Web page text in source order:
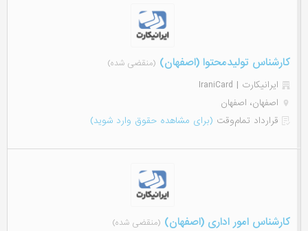
کارشناس تولیدمحتوا (اصفهان) (منقضی شده)
ایرانیکارت | IraniCard
اصفهان، اصفهان
قرارداد تمام‌وقت (برای مشاهده حقوق وارد شوید)
کارشناس امور اداری (اصفهان) (منقضی شده)